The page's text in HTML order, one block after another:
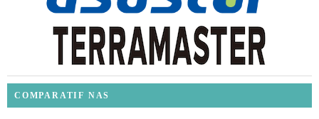
COMPARATIF NAS